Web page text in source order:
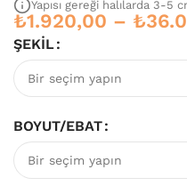
Yapısı gereği halılarda 3-5
₺1.920,00 – ₺
ŞEKIL
BOYUT/EBAT